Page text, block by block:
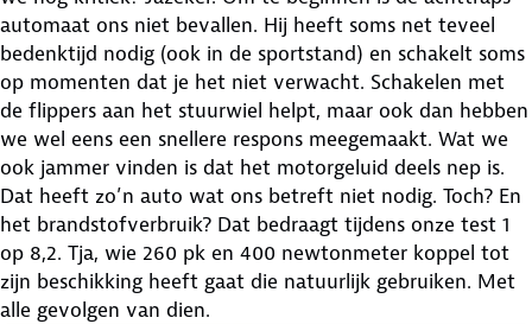
automaat ons niet bevallen. Hij heeft soms net teveel
bedenktijd nodig (ook in de sportstand) en schakelt soms
op momenten dat je het niet verwacht. Schakelen met
de flippers aan het stuurwiel helpt, maar ook dan hebben
we wel eens een snellere respons meegemaakt. Wat we
ook jammer vinden is dat het motorgeluid deels nep is.
Dat heeft zo’n auto wat ons betreft niet nodig. Toch? En
het brandstofverbruik? Dat bedraagt tijdens onze test 1
op 8,2. Tja, wie 260 pk en 400 newtonmeter koppel tot
zijn beschikking heeft gaat die natuurlijk gebruiken. Met
alle gevolgen van dien.